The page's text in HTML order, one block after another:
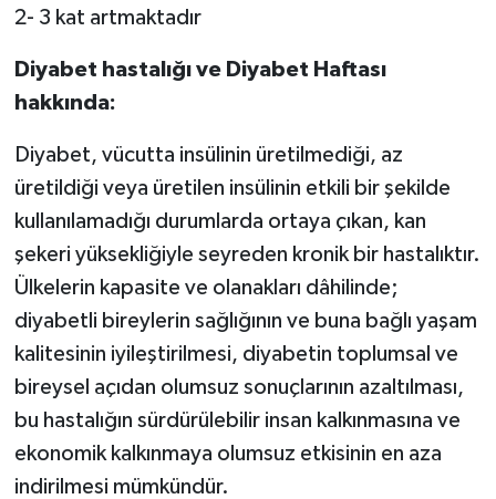
2- 3 kat artmaktadır
Diyabet hastalığı ve Diyabet Haftası
hakkında:
Diyabet, vücutta insülinin üretilmediği, az
üretildiği veya üretilen insülinin etkili bir şekilde
kullanılamadığı durumlarda ortaya çıkan, kan
şekeri yüksekliğiyle seyreden kronik bir hastalıktır.
Ülkelerin kapasite ve olanakları dâhilinde;
diyabetli bireylerin sağlığının ve buna bağlı yaşam
kalitesinin iyileştirilmesi, diyabetin toplumsal ve
bireysel açıdan olumsuz sonuçlarının azaltılması,
bu hastalığın sürdürülebilir insan kalkınmasına ve
ekonomik kalkınmaya olumsuz etkisinin en aza
indirilmesi mümkündür.